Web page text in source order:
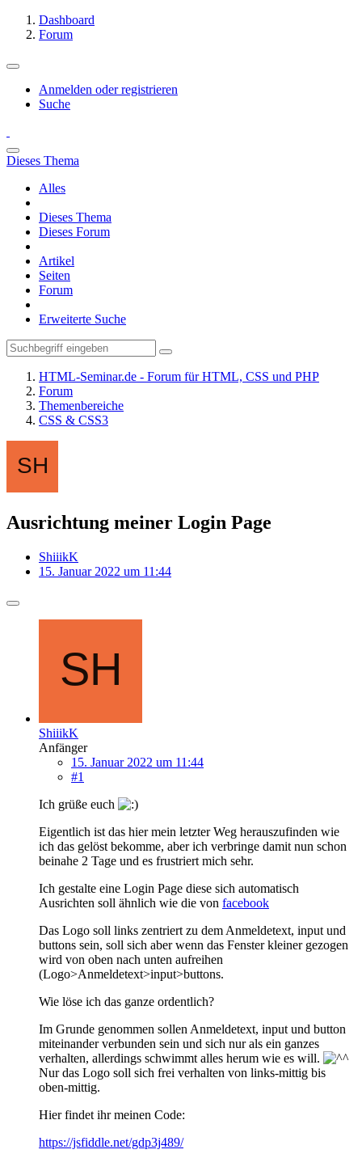
Dashboard
Forum
Anmelden oder registrieren
Suche
Dieses Thema
Alles
Dieses Thema
Dieses Forum
Artikel
Seiten
Forum
Erweiterte Suche
HTML-Seminar.de - Forum für HTML, CSS und PHP
Forum
Themenbereiche
CSS & CSS3
Ausrichtung meiner Login Page
ShiiikK
15. Januar 2022 um 11:44
ShiiikK
Anfänger
15. Januar 2022 um 11:44
#1
Ich grüße euch
Eigentlich ist das hier mein letzter Weg herauszufinden wie
ich das gelöst bekomme, aber ich verbringe damit nun schon
beinahe 2 Tage und es frustriert mich sehr.
Ich gestalte eine Login Page diese sich automatisch
Ausrichten soll ähnlich wie die von facebook
Das Logo soll links zentriert zu dem Anmeldetext, input und
buttons sein, soll sich aber wenn das Fenster kleiner gezogen
wird von oben nach unten aufreihen
(Logo>Anmeldetext>input>buttons.
Wie löse ich das ganze ordentlich?
Im Grunde genommen sollen Anmeldetext, input und button
miteinander verbunden sein und sich nur als ein ganzes
verhalten, allerdings schwimmt alles herum wie es will.
Nur das Logo soll sich frei verhalten von links-mittig bis
oben-mittig.
Hier findet ihr meinen Code:
https://jsfiddle.net/gdp3j489/